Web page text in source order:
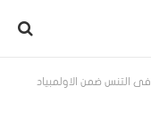
التنس ضمن الاولمبياد